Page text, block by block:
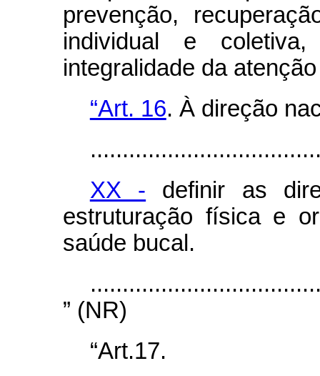
prevenção,
individual e
integralidade da
“Art. 16. À direção
XX - definir as
estruturação física e
saúde bucal.
” (NR)
“Art.17.